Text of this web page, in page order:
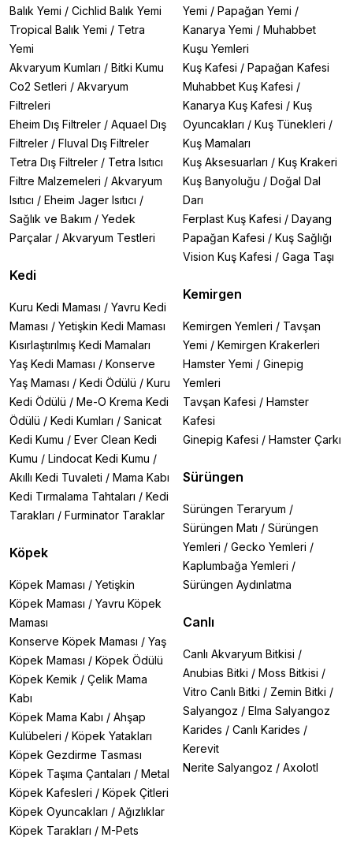
Balık Yemi / Cichlid Balık Yemi
Tropical Balık Yemi / Tetra
Yemi
Akvaryum Kumları / Bitki Kumu
Co2 Setleri / Akvaryum
Filtreleri
Eheim Dış Filtreler / Aquael Dış
Filtreler / Fluval Dış Filtreler
Tetra Dış Filtreler / Tetra Isıtıcı
Filtre Malzemeleri / Akvaryum
Isıtıcı / Eheim Jager Isıtıcı /
Sağlık ve Bakım / Yedek
Parçalar / Akvaryum Testleri
Kedi
Kuru Kedi Maması / Yavru Kedi
Maması / Yetişkin Kedi Maması
Kısırlaştırılmış Kedi Mamaları
Yaş Kedi Maması / Konserve
Yaş Maması / Kedi Ödülü / Kuru
Kedi Ödülü / Me-O Krema Kedi
Ödülü / Kedi Kumları / Sanicat
Kedi Kumu / Ever Clean Kedi
Kumu / Lindocat Kedi Kumu /
Akıllı Kedi Tuvaleti / Mama Kabı
Kedi Tırmalama Tahtaları / Kedi
Tarakları / Furminator Taraklar
Köpek
Köpek Maması / Yetişkin
Köpek Maması / Yavru Köpek
Maması
Konserve Köpek Maması / Yaş
Köpek Maması / Köpek Ödülü
Köpek Kemik / Çelik Mama
Kabı
Köpek Mama Kabı / Ahşap
Kulübeleri / Köpek Yatakları
Köpek Gezdirme Tasması
Köpek Taşıma Çantaları / Metal
Köpek Kafesleri / Köpek Çitleri
Köpek Oyuncakları / Ağızlıklar
Köpek Tarakları / M-Pets
Yemi / Papağan Yemi /
Kanarya Yemi / Muhabbet
Kuşu Yemleri
Kuş Kafesi / Papağan Kafesi
Muhabbet Kuş Kafesi /
Kanarya Kuş Kafesi / Kuş
Oyuncakları / Kuş Tünekleri /
Kuş Mamaları
Kuş Aksesuarları / Kuş Krakeri
Kuş Banyoluğu / Doğal Dal
Darı
Ferplast Kuş Kafesi / Dayang
Papağan Kafesi / Kuş Sağlığı
Vision Kuş Kafesi / Gaga Taşı
Kemirgen
Kemirgen Yemleri / Tavşan
Yemi / Kemirgen Krakerleri
Hamster Yemi / Ginepig
Yemleri
Tavşan Kafesi / Hamster
Kafesi
Ginepig Kafesi / Hamster Çarkı
Sürüngen
Sürüngen Teraryum /
Sürüngen Matı / Sürüngen
Yemleri / Gecko Yemleri /
Kaplumbağa Yemleri /
Sürüngen Aydınlatma
Canlı
Canlı Akvaryum Bitkisi /
Anubias Bitki / Moss Bitkisi /
Vitro Canlı Bitki / Zemin Bitki /
Salyangoz / Elma Salyangoz
Karides / Canlı Karides /
Kerevit
Nerite Salyangoz / Axolotl